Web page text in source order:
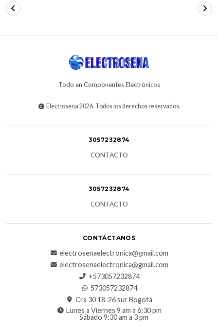
Todo en Componentes Electrónicos
Electrosena 2026. Todos los derechos reservados.
3057232874
CONTACTO
3057232874
CONTACTO
CONTÁCTANOS
electrosenaelectronica@gmail.com
electrosenaelectronica@gmail.com
+573057232874
573057232874
Cra 30 18-26 sur Bogotá
Lunes a Viernes 9 am a 6:30 pm
Sábado 9:30 am a 3 pm